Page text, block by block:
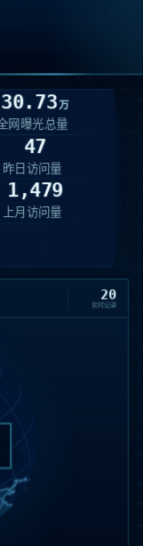
30.73万
网曝光总量
47
昨日访问量
1,479
上月访问量
20
实时记录
· 邢台
101.23.22.192